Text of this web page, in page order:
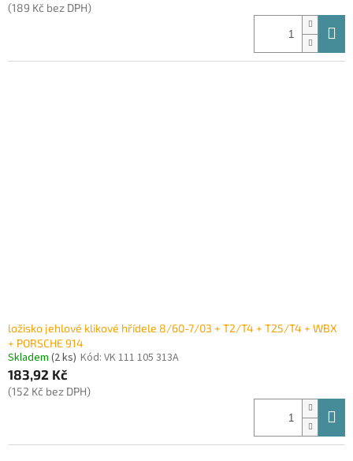
(189 Kč bez DPH)
ložisko jehlové klikové hřídele 8/60-7/03 + T2/T4 + T25/T4 + WBX
+ PORSCHE 914
Skladem (2 ks) Kód: VK 111 105 313A
183,92 Kč
(152 Kč bez DPH)